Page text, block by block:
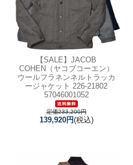
【SALE】JACOB
COHEN（ヤコブコーエン）
ウールフラネンネルトラッカ
ージャケット 226-21802
57046001052
定価233,200円
139,920円(税込)